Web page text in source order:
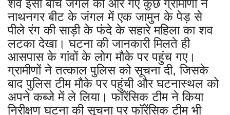
शव इसी बीच जंगल की ओर गए कुछ ग्रामीणों ने
नाथनगर बीट के जंगल में एक जामुन के पेड़ से
पीले रंग की साड़ी के फंदे के सहारे महिला का शव
लटका देखा। घटना की जानकारी मिलते ही
आसपास के गांवों के लोग मौके पर पहुंच गए।
ग्रामीणों ने तत्काल पुलिस को सूचना दी, जिसके
बाद पुलिस टीम मौके पर पहुंची और घटनास्थल को
अपने कब्जे में ले लिया। फॉरेंसिक टीम ने किया
निरीक्षण घटना की सूचना पर फॉरेंसिक टीम भी